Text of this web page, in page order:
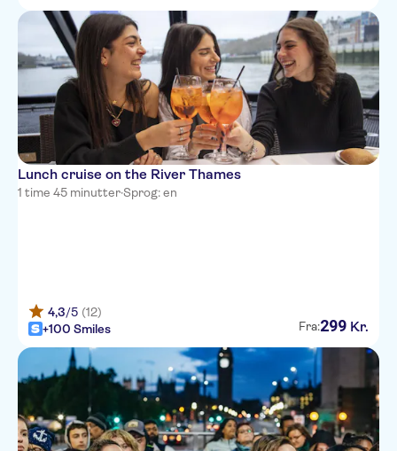
Lunch cruise on the River Thames
1 time 45 minutter·Sprog: en
4,3/5 (12)
+100 Smiles
Fra:299 Kr.